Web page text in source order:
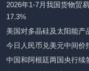
2026年1-7月我国货物贸
17.3%
美国对多晶硅及太阳能产
今日人民币兑美元中间价
中国和阿根廷两国央行续